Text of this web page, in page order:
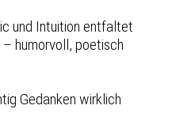
und Intuition entfaltet
humorvoll, poetisch
Gedanken wirklich